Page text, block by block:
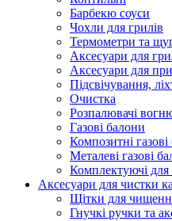
Барбекю соуси
Чохли для грилів
Термометри та
Аксесуари для
Аксесуари для
Підсвічування,
Очистка
Розпалювачі
Газові балони
Композитні
Металеві газові
Комплектуючі для
Аксесуари для чистки
Щітки для
Гнучкі ручки та